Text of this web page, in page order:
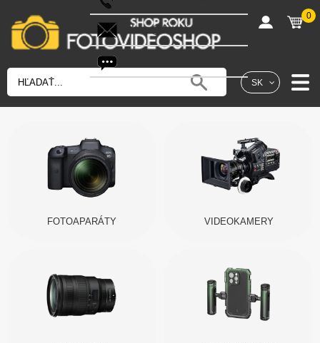
SK
shop@fotovideoshop.sk
0
FOTOAPARÁTY VIDEOKAMERY